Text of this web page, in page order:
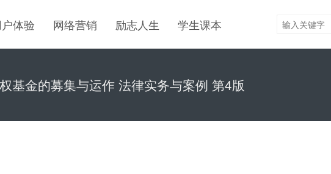
体验 网络营销 励志人生 学生课本
基金的募集与运作 法律实务与案例 第4版